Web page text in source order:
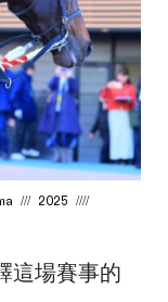
/// 2025 ////
這場賽事的